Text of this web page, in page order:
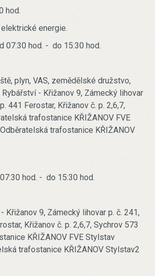
hod.
energie.
07:30 hod. - do 15:30 hod.
plyn, VAS, zemědělské družstvo,
- Křižanov 9, Zámecký lihovar
441 Ferostar, Křižanov č. p. 2,6,7,
trafostanice KŘIŽANOV FVE
trafostanice KŘIŽANOV
hod. - do 15:30 hod.
Křižanov 9, Zámecký lihovar p. č. 241,
Křižanov č. p. 2,6,7, Sychrov 573
KŘIŽANOV FVE Stylstav
trafostanice KŘIŽANOV Stylstav2